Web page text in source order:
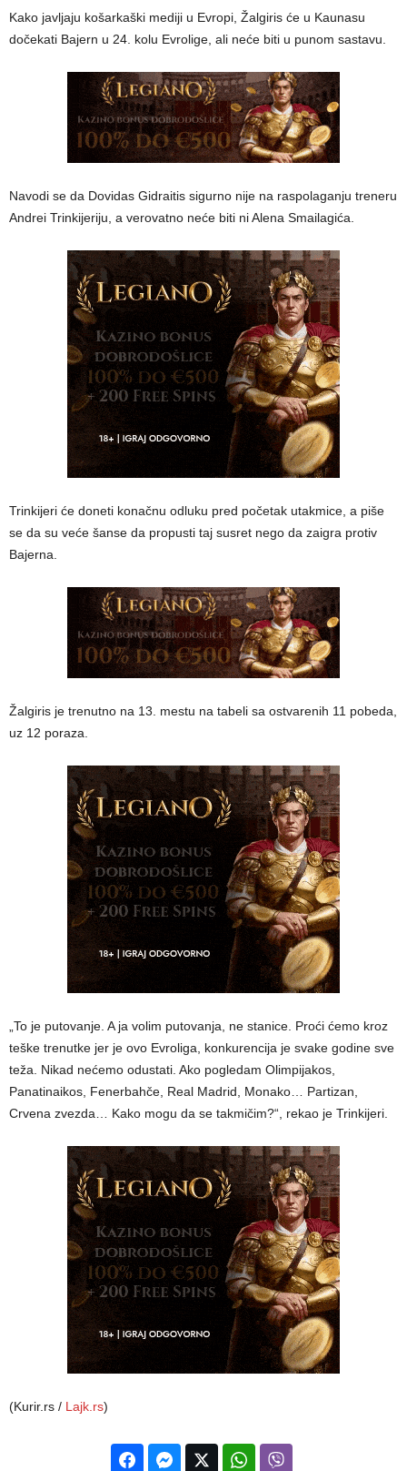
Kako javljaju košarkaški mediji u Evropi, Žalgiris će u Kaunasu
dočekati Bajern u 24. kolu Evrolige, ali neće biti u punom sastavu.
Navodi se da Dovidas Gidraitis sigurno nije na raspolaganju treneru
Andrei Trinkijeriju, a verovatno neće biti ni Alena Smailagića.
Trinkijeri će doneti konačnu odluku pred početak utakmice, a piše
se da su veće šanse da propusti taj susret nego da zaigra protiv
Bajerna.
Žalgiris je trenutno na 13. mestu na tabeli sa ostvarenih 11 pobeda,
uz 12 poraza.
„To je putovanje. A ja volim putovanja, ne stanice. Proći ćemo kroz
teške trenutke jer je ovo Evroliga, konkurencija je svake godine sve
teža. Nikad nećemo odustati. Ako pogledam Olimpijakos,
Panatinaikos, Fenerbahče, Real Madrid, Monako… Partizan,
Crvena zvezda… Kako mogu da se takmičim?“, rekao je Trinkijeri.
(Kurir.rs / Lajk.rs)